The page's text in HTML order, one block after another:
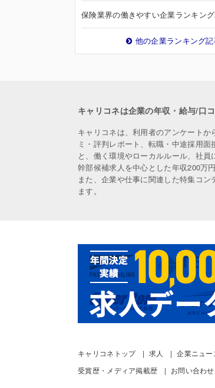
保険業界の働きやすい企業ランキン
他の企業ランキング
キャリコネは企業の年収・給与/口
キャリコネは、利用者のアンケート
ミ・評判レポート、転職・中途採用
と、働く環境やローカルルール、社員
幹部候補求人を中心とした年収200万
また、企業や仕事に関連した特集コ
ます。
キャリコネトップ 求人 企業ニュー
受賞歴・メディア掲載歴
お問い合わせ